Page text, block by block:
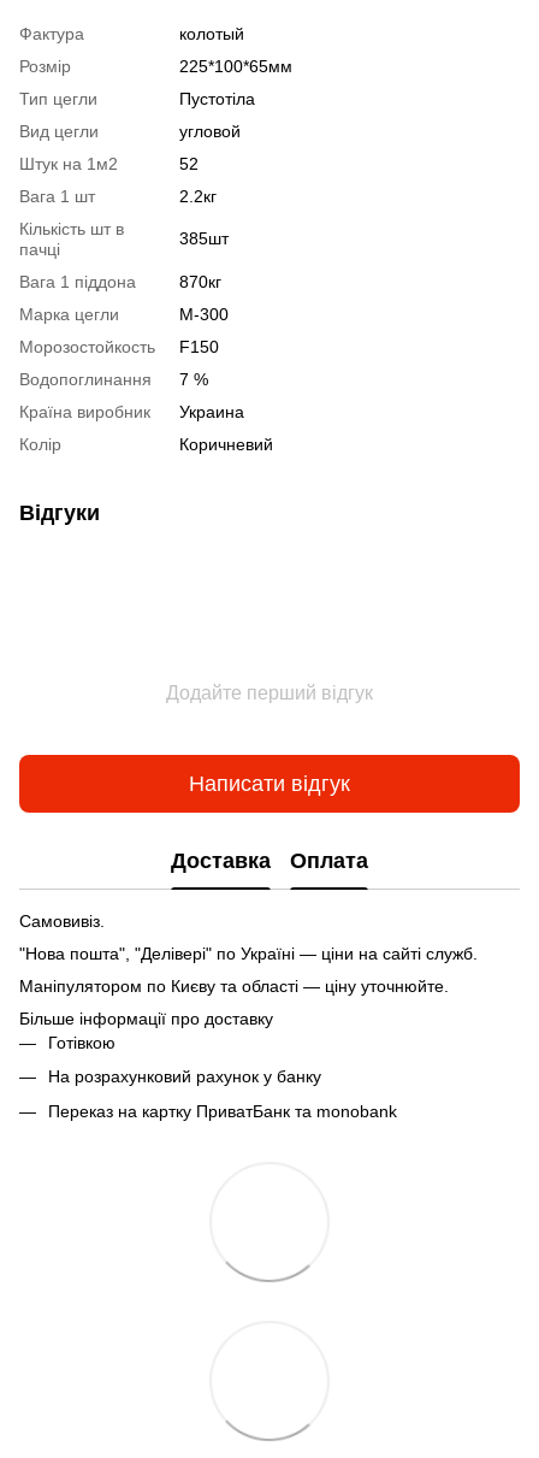
Фактура
колотый
Розмір
225*100*65мм
Тип цегли
Пустотіла
Вид цегли
угловой
Штук на 1м2
52
Вага 1 шт
2.2кг
Кількість шт в
пачці
385шт
Вага 1 піддона
870кг
Марка цегли
М-300
Морозостойкость
F150
Водопоглинання
7 %
Країна виробник
Украина
Колір
Коричневий
Відгуки
Додайте перший відгук
Написати відгук
Доставка Оплата
Самовивіз.
"Нова пошта", "Делівері" по Україні — ціни на сайті служб.
Маніпулятором по Києву та області — ціну уточнюйте.
Більше інформації про доставку
Готівкою
На розрахунковий рахунок у банку
Переказ на картку ПриватБанк та monobank